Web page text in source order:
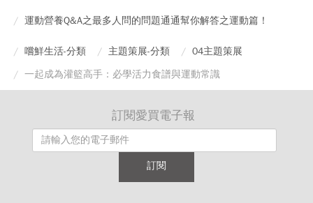
運動營養Q&A之最多人問的問題通通幫你解答之運動篇！
嚐鮮生活-分類 主題策展-分類
04主題策展
一起成為灌籃高手：必學活力食譜與運動常識
訂閱愛買電子報
訂閱